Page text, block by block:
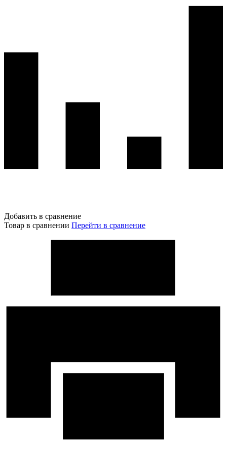
Добавить в сравнение
Товар в сравнении Перейти в сравнение